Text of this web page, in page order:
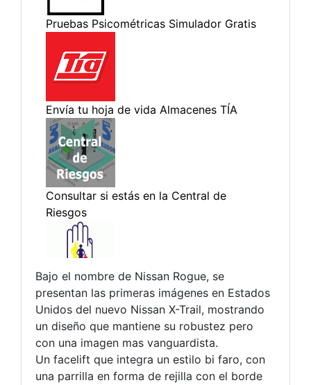
Bajo el nombre de Nissan Rogue, se
presentan las primeras imágenes en Estados
Unidos del nuevo Nissan X-Trail, mostrando
un diseño que mantiene su robustez pero
con una imagen mas vanguardista.
Un facelift que integra un estilo bi faro, con
una parrilla en forma de rejilla con el borde